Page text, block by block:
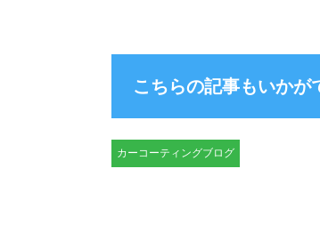
こちらの記事もいかが
カーコーティングブログ